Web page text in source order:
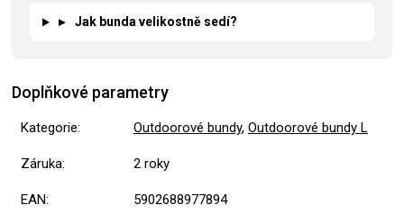
▸ Jak bunda velikostně sedí?
Doplňkové parametry
Kategorie: Outdoorové bundy, Outdoorové bundy L
Záruka: 2 roky
EAN: 5902688977894